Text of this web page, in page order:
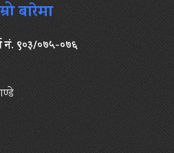
बारेमा
नं. ९०३/०७५-०७६